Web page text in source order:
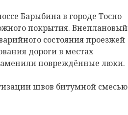
Барыбина в городе Тосно
покрытия. Внеплановый
состояния проезжей
дороги в местах
повреждённые люки.
швов битумной смесью